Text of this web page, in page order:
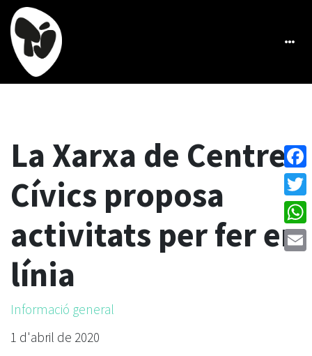
La Xarxa de Centres
Cívics proposa
activitats per fer en
línia
Informació general
1 d'abril de 2020